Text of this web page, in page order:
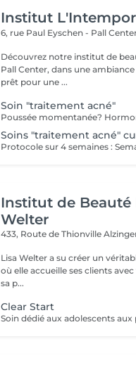
Institut
6, rue Paul Eyschen - Pall
Découvrez notre institut de
Pall Center, dans une
prêt pour une ...
Soin "traitement acné"
Soins "traitement acné"
Institut de Beauté
Welter
433, Route de Thionville
Lisa Welter a su créer un
où elle accueille ses clients
sa p...
Clear Start
Soin dédié aux adolescents